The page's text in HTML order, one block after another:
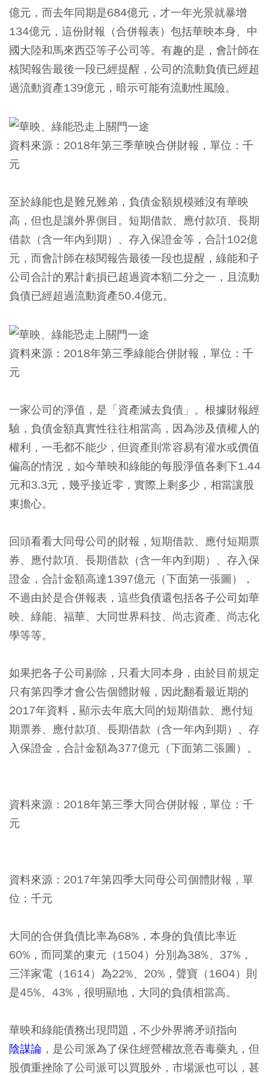
億元，而去年同期是684億元，才一年光景就暴增
134億元，這份財報（合併報表）包括華映本身、中
國大陸和馬來西亞等子公司等。有趣的是，會計師在
核閱報告最後一段已經提醒，公司的流動負債已經超
過流動資產139億元，暗示可能有流動性風險。
資料來源：2018年第三季華映合併財報，單位：千
元
至於綠能也是難兄難弟，負債金額規模雖沒有華映
高，但也是讓外界側目。短期借款、應付款項、長期
借款（含一年內到期）、存入保證金等，合計102億
元，而會計師在核閱報告最後一段也提醒，綠能和子
公司合計的累計虧損已超過資本額二分之一，且流動
負債已經超過流動資產50.4億元。
資料來源：2018年第三季綠能合併財報，單位：千
元
一家公司的淨值，是「資產減去負債」。根據財報經
驗，負債金額真實性往往相當高，因為涉及債權人的
權利，一毛都不能少，但資產則常容易有灌水或價值
偏高的情況，如今華映和綠能的每股淨值各剩下1.44
元和3.3元，幾乎接近零，實際上剩多少，相當讓股
東擔心。
回頭看看大同母公司的財報，短期借款、應付短期票
券、應付款項、長期借款（含一年內到期）、存入保
證金，合計金額高達1397億元（下面第一張圖），
不過由於是合併報表，這些負債還包括各子公司如華
映、綠能、福華、大同世界科技、尚志資產、尚志化
學等等。
如果把各子公司剔除，只看大同本身，由於目前規定
只有第四季才會公告個體財報，因此翻看最近期的
2017年資料，顯示去年底大同的短期借款、應付短
期票券、應付款項、長期借款（含一年內到期）、存
入保證金，合計金額為377億元（下面第二張圖）。
資料來源：2018年第三季大同合併財報，單位：千
元
資料來源：2017年第四季大同母公司個體財報，單
位：千元
大同的合併負債比率為68%，本身的負債比率近
60%，而同業的東元（1504）分別為38%、37%，
三洋家電（1614）為22%、20%，聲寶（1604）則
是45%、43%，很明顯地，大同的負債相當高。
華映和綠能債務出現問題，不少外界將矛頭指向
陰謀論 ，是公司派為了保住經營權故意吞毒藥丸，但
股價重挫除了公司派可以買股外，市場派也可以，甚